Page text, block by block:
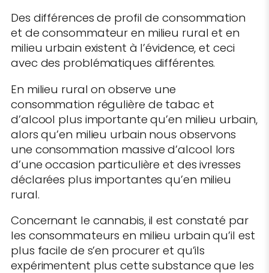
Des différences de profil de consommation
et de consommateur en milieu rural et en
milieu urbain existent à l’évidence, et ceci
avec des problématiques différentes.
En milieu rural on observe une
consommation régulière de tabac et
d’alcool plus importante qu’en milieu urbain,
alors qu’en milieu urbain nous observons
une consommation massive d’alcool lors
d’une occasion particulière et des ivresses
déclarées plus importantes qu’en milieu
rural.
Concernant le cannabis, il est constaté par
les consommateurs en milieu urbain qu’il est
plus facile de s’en procurer et qu’ils
expérimentent plus cette substance que les